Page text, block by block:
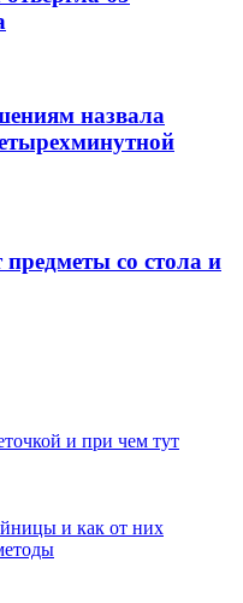
назвала
со стола и
и при чем тут
и как от них